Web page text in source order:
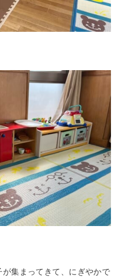
集まってきて、にぎやかで